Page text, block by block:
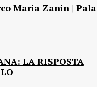
Maria Zanin |
LA RISPOSTA